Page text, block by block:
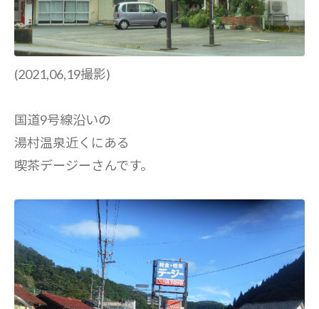
(2021,06,19撮影)
国道9号線沿いの
湯村温泉近くにある
喫茶デージーさんです。